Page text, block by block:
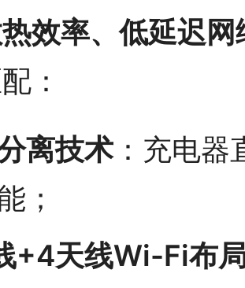
效率、低延迟网
：
离技术：充电器
；
+4天线Wi-Fi布